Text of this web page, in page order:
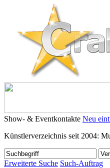
Show- & Eventkontakte Neu
Künstlerverzeichnis seit 2004:
Erweiterte Suche Such-Auftrag